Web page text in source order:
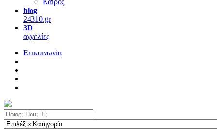
Καιρός
blog
24310.gr
3D
αγγελίες
Επικοινωνία